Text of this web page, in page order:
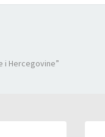
i Hercegovine”